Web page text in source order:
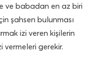
ve babadan en az biri
şahsen bulunması
izi veren kişilerin
vermeleri gerekir.